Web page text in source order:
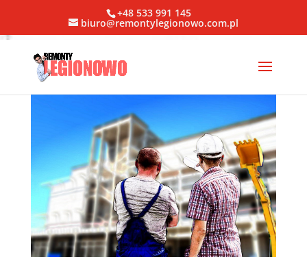
+48 533 991 145
biuro@remontylegionowo.com.pl